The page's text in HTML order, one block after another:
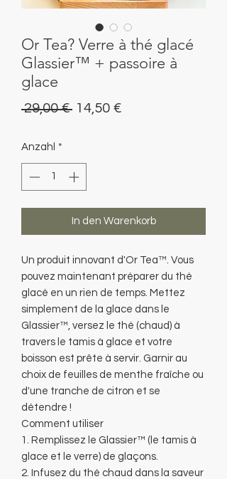
Or Tea? Verre à thé glacé
Glassier™ + passoire à
glace
29,00 € Standardpreis
14,50 €Sale-
Anzahl *
In den Warenkorb
Un produit innovant d'Or Tea™. Vous
pouvez maintenant préparer du thé
glacé en un rien de temps. Mettez
simplement de la glace dans le
Glassier™, versez le thé (chaud) à
travers le tamis à glace et votre
boisson est prête à servir. Garnir au
choix de feuilles de menthe fraîche ou
d'une tranche de citron et se
détendre !
Comment utiliser
1. Remplissez le Glassier™ (le tamis à
glace et le verre) de glaçons.
2. Infusez du thé chaud dans la saveur